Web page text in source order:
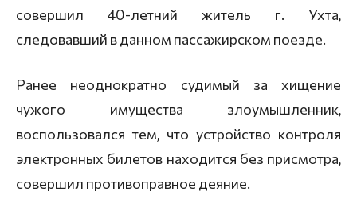
совершил 40-летний житель г. Ухта,
следовавший в данном пассажирском поезде.
Ранее неоднократно судимый за хищение
чужого имущества злоумышленник,
воспользовался тем, что устройство контроля
электронных билетов находится без присмотра,
совершил противоправное деяние.